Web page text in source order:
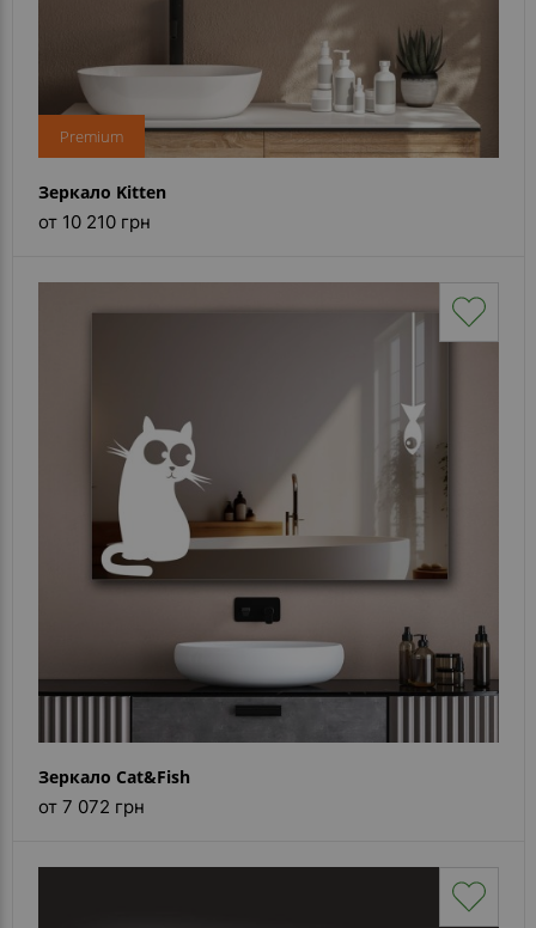
Premium
Зеркало Kitten
от 10 210 грн
Зеркало Cat&Fish
от 7 072 грн